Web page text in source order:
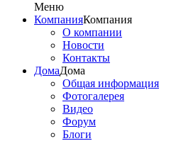
Меню
КомпанияКомпания
О компании
Новости
Контакты
ДомаДома
Общая информация
Фотогалерея
Видео
Форум
Блоги